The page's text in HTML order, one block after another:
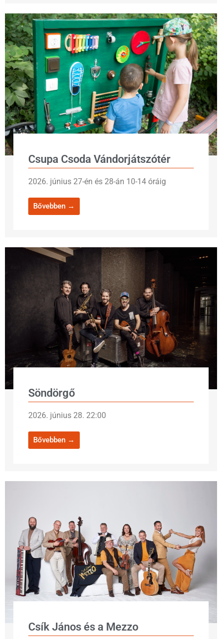
Csupa Csoda Vándorjátszótér
2026. június 27-én és 28-án 10-14 óráig
Bővebben →
Söndörgő
2026. június 28. 22:00
Bővebben →
Csík János és a Mezzo